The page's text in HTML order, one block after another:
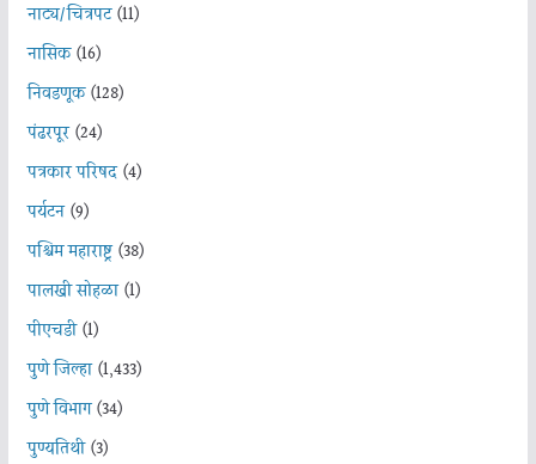
नाट्य/चित्रपट(11)
नासिक(16)
निवडणूक(128)
पंढरपूर(24)
पत्रकार परिषद(4)
पर्यटन(9)
पश्चिम महाराष्ट्र(38)
पालखी सोहळा(1)
पीएचडी(1)
पुणे जिल्हा(1,433)
पुणे विभाग(34)
पुण्यतिथी(3)